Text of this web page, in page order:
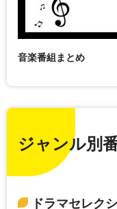
音楽番組まとめ
ジャンル別
ドラマセレク